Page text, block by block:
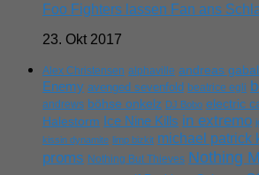
Foo Fighters lassen Fan ans
23. Okt 2017
Alex Christensen alphaville andreas
Enemy avenged sevenfold beatrice egli
andrews böhse onkelz DJ Bobo electric
Halestorm Ice Nine Kills in extremo
kissin dynamite limp bizkit michael patrick
proms Nothing But Thieves Nothing